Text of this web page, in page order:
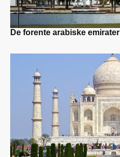
De forente arabiske emirater